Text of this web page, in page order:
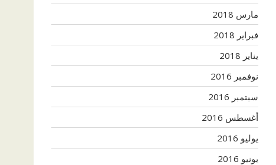
مارس 2018
فبراير 2018
يناير 2018
نوفمبر 2016
سبتمبر 2016
أغسطس 2016
يوليو 2016
يونيو 2016